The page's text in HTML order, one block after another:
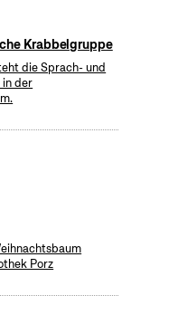
Krabbelgruppe
die Sprach- und
in der
Porz